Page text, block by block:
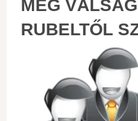
MÉG
RUBELTŐL